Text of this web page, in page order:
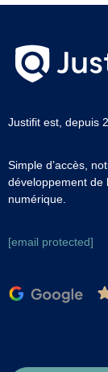
Justifit est, depuis
Simple d’accès,
développement de
numérique.
[email protected]